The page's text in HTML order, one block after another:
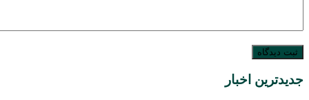
جدیدترین اخبار